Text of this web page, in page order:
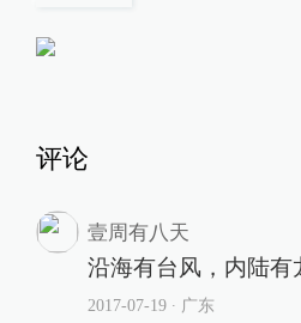
评论
壹周有八天
沿海有台风，内陆有
2017-07-19∙ 广东